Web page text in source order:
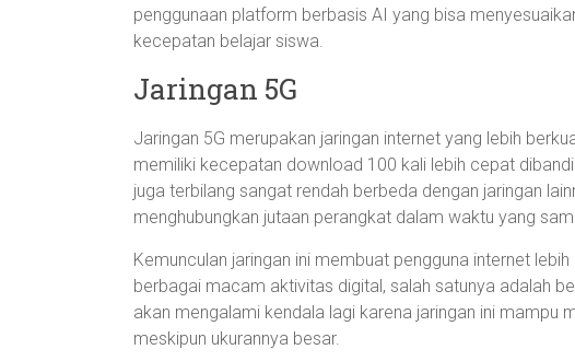
penggunaan platform berbasis AI yang bisa
kecepatan belajar siswa.
Jaringan 5G
Jaringan 5G merupakan jaringan internet yang lebih
memiliki kecepatan download 100 kali lebih cepat
juga terbilang sangat rendah berbeda dengan jaringan
menghubungkan jutaan perangkat dalam waktu yang
Kemunculan jaringan ini membuat pengguna internet
berbagai macam aktivitas digital, salah satunya adalah
akan mengalami kendala lagi karena jaringan ini mampu
meskipun ukurannya besar.